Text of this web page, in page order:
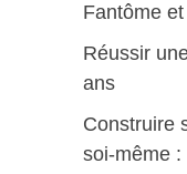
Fantôme
Réussir
ans
Construire
soi-même